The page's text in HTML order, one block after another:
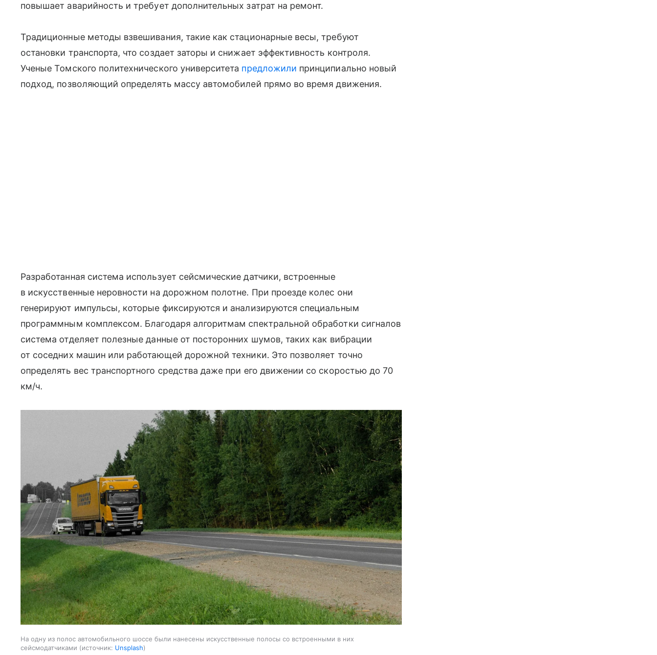
повышает аварийность и требует дополнительных затрат на ремонт.
Традиционные методы взвешивания, такие как стационарные весы, требуют
остановки транспорта, что создает заторы и снижает эффективность контроля.
Ученые Томского политехнического университета предложили принципиально новый
подход, позволяющий определять массу автомобилей прямо во время движения.
Разработанная система использует сейсмические датчики, встроенные
в искусственные неровности на дорожном полотне. При проезде колес они
генерируют импульсы, которые фиксируются и анализируются специальным
программным комплексом. Благодаря алгоритмам спектральной обработки сигналов
система отделяет полезные данные от посторонних шумов, таких как вибрации
от соседних машин или работающей дорожной техники. Это позволяет точно
определять вес транспортного средства даже при его движении со скоростью до 70
км/ч.
На одну из полос автомобильного шоссе были нанесены искусственные полосы со встроенными в них
сейсмодатчиками
источник: Unsplash